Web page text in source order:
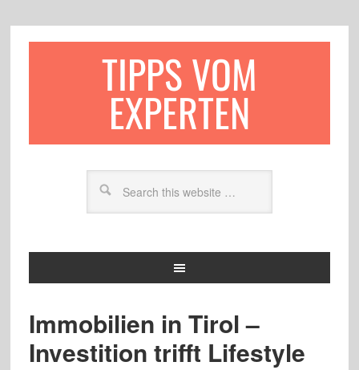
TIPPS VOM
EXPERTEN
Immobilien in Tirol –
Investition trifft Lifestyle